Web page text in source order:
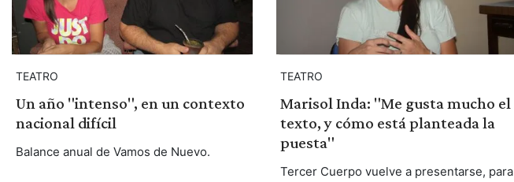
TEATRO
Un año "intenso", en un contexto
nacional difícil
Balance anual de Vamos de Nuevo.
TEATRO
Marisol Inda: "Me gusta mucho el
texto, y cómo está planteada la
puesta"
Tercer Cuerpo vuelve a presentarse, para